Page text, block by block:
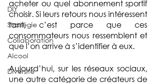
DIY
Stratégie
Collaboration
Alcool
Diversité
acheter ou quel abonnement sportif
choisir. Si leurs retours nous intéressent
tant, c’est parce que ces
consommateurs nous ressemblent et
que l’on arrive à s’identifier à eux.
Aujourd’hui, sur les réseaux sociaux,
une autre catégorie de créateurs de